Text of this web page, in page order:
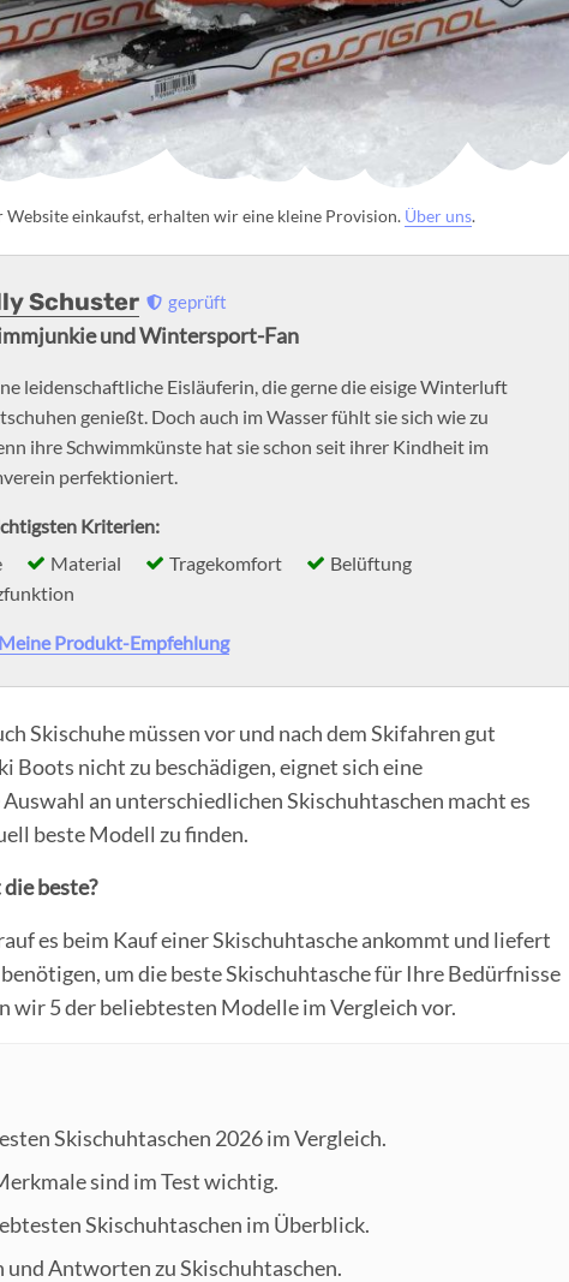
Website einkaufst, erhalten wir eine kleine Provision. Über uns.
Schuster geprüft
und Wintersport-Fan
leidenschaftliche Eisläuferin, die gerne die eisige Winterluft
genießt. Doch auch im Wasser fühlt sie sich wie zu
ihre Schwimmkünste hat sie schon seit ihrer Kindheit im
perfektioniert.
Kriterien:
Material Tragekomfort
Belüftung
Produkt-Empfehlung
Skischuhe müssen vor und nach dem Skifahren gut
Boots nicht zu beschädigen, eignet sich eine
an unterschiedlichen Skischuhtaschen macht es
beste Modell zu finden.
beste?
es beim Kauf einer Skischuhtasche ankommt und liefert
um die beste Skischuhtasche für Ihre Bedürfnisse
wir 5 der beliebtesten Modelle im Vergleich vor.
Skischuhtaschen 2026 im Vergleich.
sind im Test wichtig.
Skischuhtaschen im Überblick.
und Antworten zu Skischuhtaschen.